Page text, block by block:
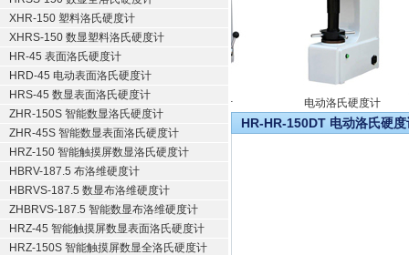
XHR-150 塑料洛氏硬度计
XHRS-150 数显塑料洛氏硬度计
HR-45 表面洛氏硬度计
HRD-45 电动表面洛氏硬度计
HRS-45 数显表面洛氏硬度计
ZHR-150S 智能数显洛氏硬度计
ZHR-45S 智能数显表面洛氏硬度计
HRZ-150 智能触摸屏数显洛氏硬度计
HBRV-187.5 布洛维硬度计
HBRVS-187.5 数显布洛维硬度计
ZHBRVS-187.5 智能数显布洛维硬度计
HRZ-45 智能触摸屏数显表面洛氏硬度计
HRZ-150S 智能触摸屏数显全洛氏硬度计
电动洛氏硬度计
HR-HR-150DT 电动洛氏硬度